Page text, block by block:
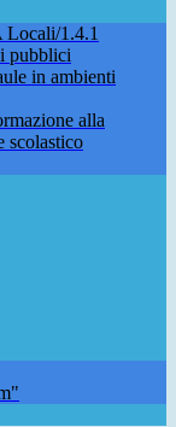
Locali/1.4.1
pubblici
in ambienti
alla
scolastico